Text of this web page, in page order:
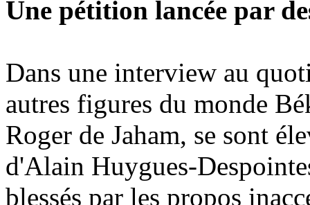
Une pétition lancée par
Dans une interview au
autres figures du monde
Roger de Jaham, se sont
d'Alain Huygues-
blessés par les propos